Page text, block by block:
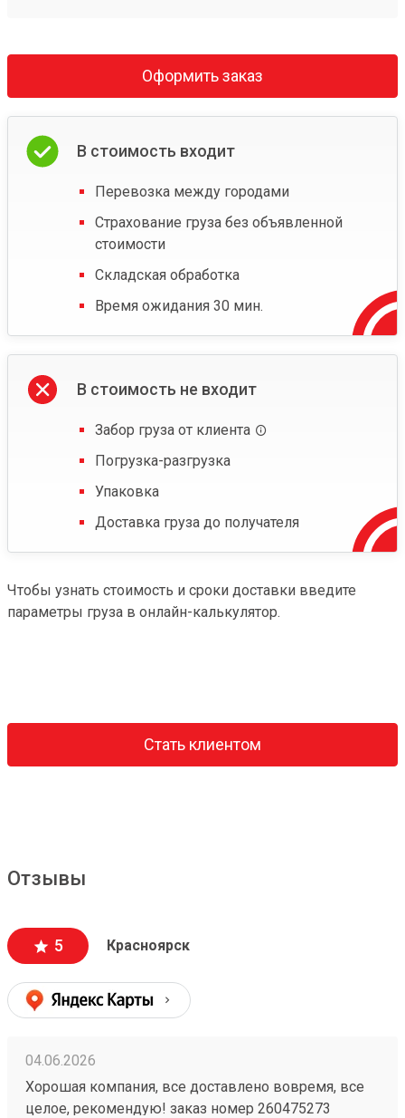
Оформить заказ
В стоимость входит
Перевозка между городами
Страхование груза без объявленной
стоимости
Складская обработка
Время ожидания 30 мин.
В стоимость не входит
Забор груза от клиента
Погрузка-разгрузка
Упаковка
Доставка груза до получателя
Чтобы узнать стоимость и сроки доставки введите
параметры груза в онлайн-калькулятор.
Стать клиентом
Отзывы
5 Красноярск
04.06.2026
Хорошая компания, все доставлено вовремя, все
целое, рекомендую! заказ номер 260475273